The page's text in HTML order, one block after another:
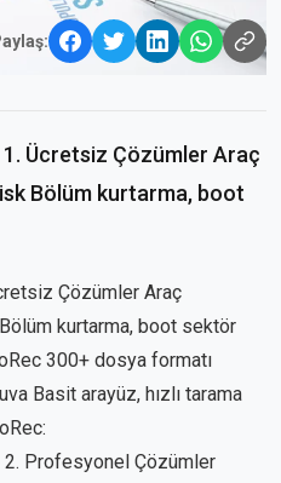
Ücretsiz Çözümler Araç
Bölüm kurtarma, boot
Çözümler Araç
kurtarma, boot sektör
300+ dosya formatı
Basit arayüz, hızlı tarama
Profesyonel Çözümler